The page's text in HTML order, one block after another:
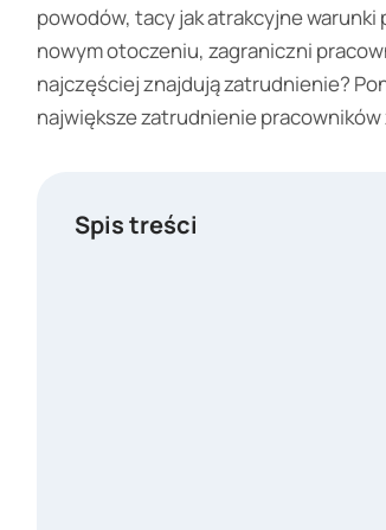
powodów, tacy jak atrakcyjne
nowym otoczeniu, zagraniczni
najczęściej znajdują zatrudnienie?
największe zatrudnienie pracowników
Spis treści